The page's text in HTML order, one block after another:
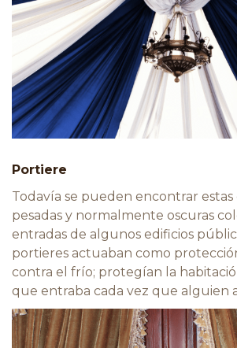
Portiere
Todavía se pueden encontrar estas
pesadas y normalmente oscuras
entradas de algunos edificios
portieres actuaban como
contra el frío; protegían la
que entraba cada vez que alguien